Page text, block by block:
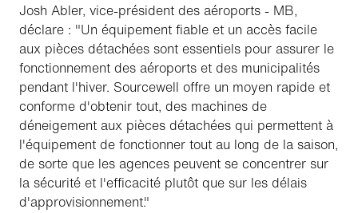
Josh Abler, vice-président des aéroports - MB,
déclare : "Un équipement fiable et un accès facile
aux pièces détachées sont essentiels pour assurer le
fonctionnement des aéroports et des municipalités
pendant l'hiver. Sourcewell offre un moyen rapide et
conforme d'obtenir tout, des machines de
déneigement aux pièces détachées qui permettent à
l'équipement de fonctionner tout au long de la saison,
de sorte que les agences peuvent se concentrer sur
la sécurité et l'efficacité plutôt que sur les délais
d'approvisionnement."